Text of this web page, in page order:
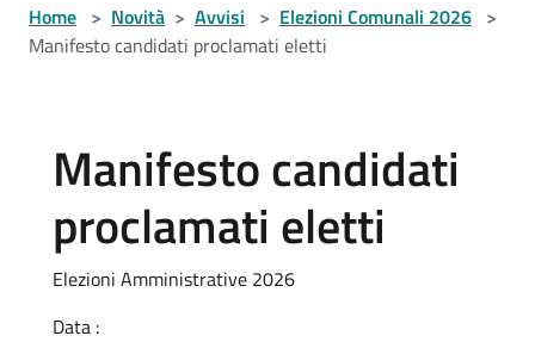
Home > Novità > Avvisi > Elezioni Comunali 2026 >
Manifesto candidati proclamati eletti
Manifesto candidati
proclamati eletti
Elezioni Amministrative 2026
Data :